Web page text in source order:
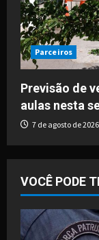
Parceiros
Previsão de
aulas nesta
7 de agosto de 2026
VOCÊ PODE